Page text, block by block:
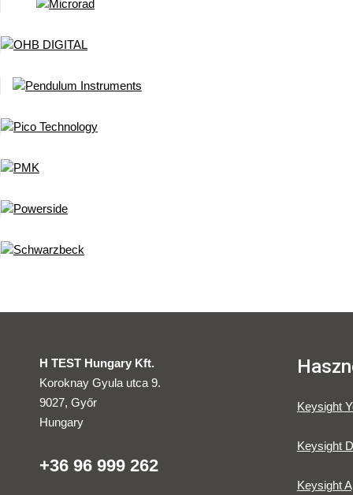
H TEST Hungary Kft.
Koroknay Gyula utca 9.
9027, Győr
Hungary
+36 96 999 262
Keysight
Keysight
Keysight